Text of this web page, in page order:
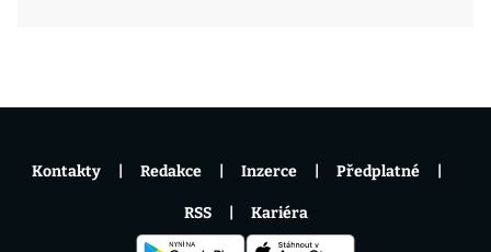
Kontakty Redakce Inzerce Předplatné
RSS Kariéra